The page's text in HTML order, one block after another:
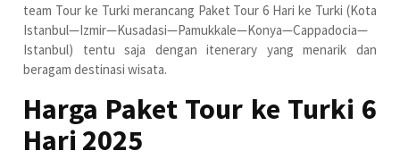
team Tour ke Turki merancang Paket Tour 6 Hari ke Turki (Kota
Istanbul—Izmir—Kusadasi—Pamukkale—Konya—Cappadocia—
Istanbul) tentu saja dengan itenerary yang menarik dan
beragam destinasi wisata.
Harga Paket Tour ke Turki 6
Hari 2025